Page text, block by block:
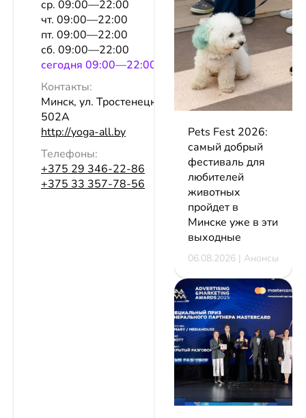
ср. 09:00—22:00
чт. 09:00—22:00
пт. 09:00—22:00
сб. 09:00—22:00
сeгодня 09:00—22:00
Контакты:
Минск, ул. Тростенецкая, 3, каб.
502А
http://yoga-all.by
Телефоны:
+375 29 346-22-86
+375 33 357-78-56
Pets Fest 2026:
самый добрый
фестиваль для
любителей
животных
пройдет в
Минске уже в эти
выходные
06.08.2026 | Анонсы